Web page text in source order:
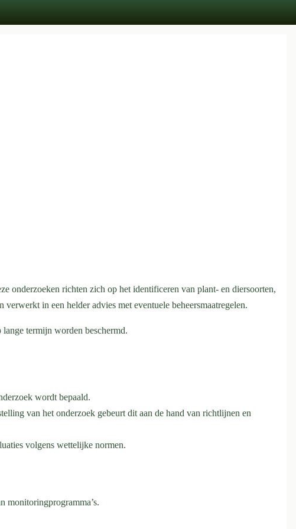
onderzoeken richten zich op het identificeren van plant- en diersoorten,
in een helder advies met eventuele beheersmaatregelen.
termijn worden beschermd.
wordt bepaald.
van het onderzoek gebeurt dit aan de hand van richtlijnen en
volgens wettelijke normen.
monitoringprogramma’s.